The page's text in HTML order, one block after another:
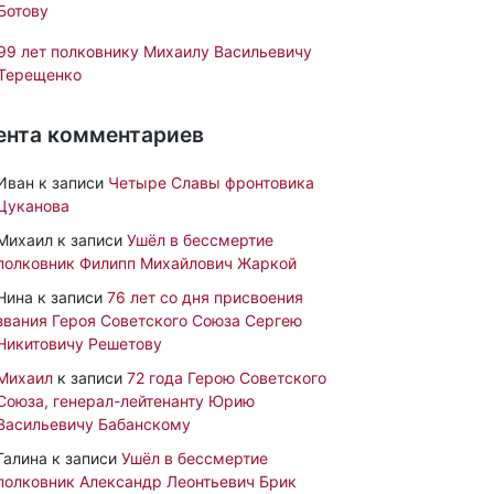
лет полковнику Михаилу Васильевичу
комментариев
к записи Четыре Славы фронтовика
к записи Ушёл в бессмертие
Филипп Михайлович Жаркой
к записи 76 лет со дня присвоения
Героя Советского Союза Сергею
Решетову
к записи 72 года Герою Советского
генерал-лейтенанту Юрию
Бабанскому
к записи Ушёл в бессмертие
Александр Леонтьевич Брик